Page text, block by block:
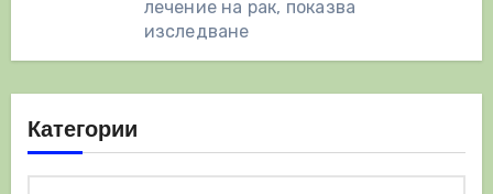
лечение на рак, показва
изследване
Категории